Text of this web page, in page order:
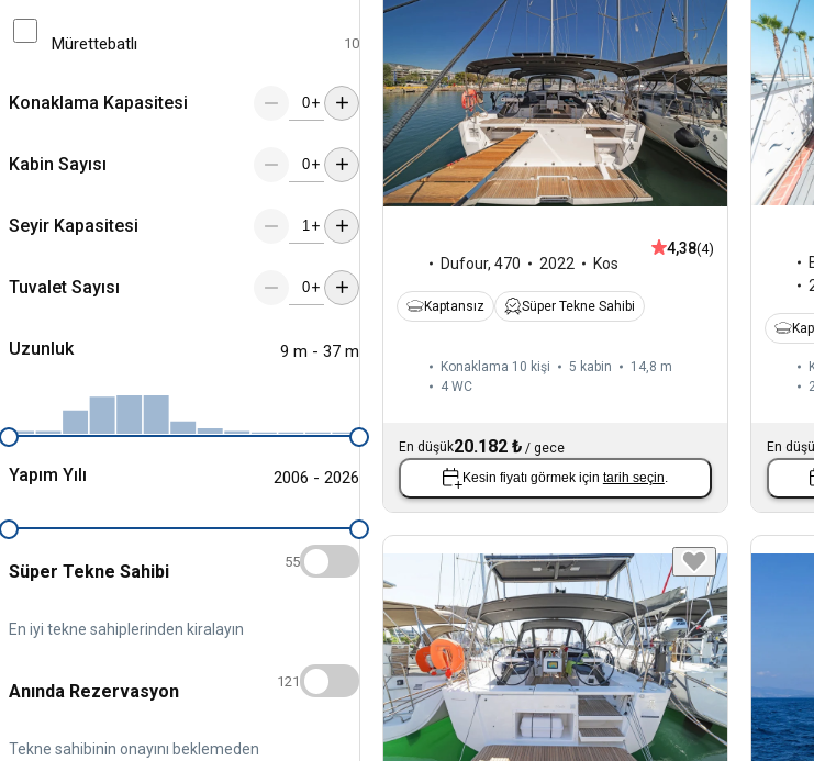
Mürettebatlı 10
Konaklama Kapasitesi +
Kabin Sayısı +
Seyir Kapasitesi +
Tuvalet Sayısı +
Uzunluk 9 m - 37 m
Yapım Yılı 2006 - 2026
Süper Tekne Sahibi
En iyi tekne sahiplerinden kiralayın
55
Anında Rezervasyon
Tekne sahibinin onayını beklemeden
121
Dufour, 470 2022 Kos
4,38(4)
Kaptansız Süper Tekne Sahibi
Konaklama 10 kişi 5 kabin
14,8 m
4 WC
En düşük20.182 ₺ / gece
Kesin fiyatı görmek için tarih seçin.
En